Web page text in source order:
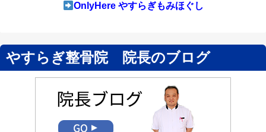
OnlyHere やすらぎもみほぐし
やすらぎ整骨院 院長のブログ